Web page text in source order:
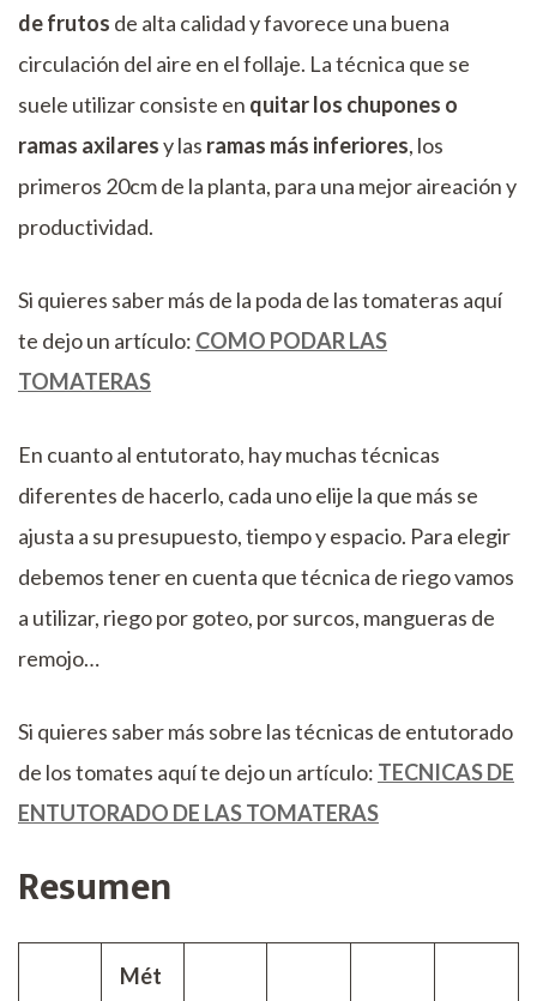
de frutos de alta calidad y favorece una buena
circulación del aire en el follaje. La técnica que se
suele utilizar consiste en quitar los chupones o
ramas axilaresy las ramas más inferiores, los
primeros 20cm de la planta, para una mejor aireación y
productividad.
Si quieres saber más de la poda de las tomateras aquí
te dejo un artículo: COMO PODAR LAS
TOMATERAS
En cuanto al entutorato, hay muchas técnicas
diferentes de hacerlo, cada uno elije la que más se
ajusta a su presupuesto, tiempo y espacio. Para elegir
debemos tener en cuenta que técnica de riego vamos
a utilizar, riego por goteo, por surcos, mangueras de
remojo…
Si quieres saber más sobre las técnicas de entutorado
de los tomates aquí te dejo un artículo: TECNICAS DE
ENTUTORADO DE LAS TOMATERAS
Resumen
Mét